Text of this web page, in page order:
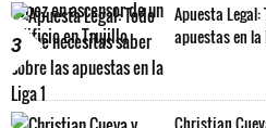
3
Apuesta
apuestas en la
Christian